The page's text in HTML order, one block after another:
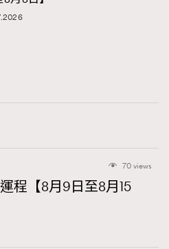
70 views
程【8月9日至8月15